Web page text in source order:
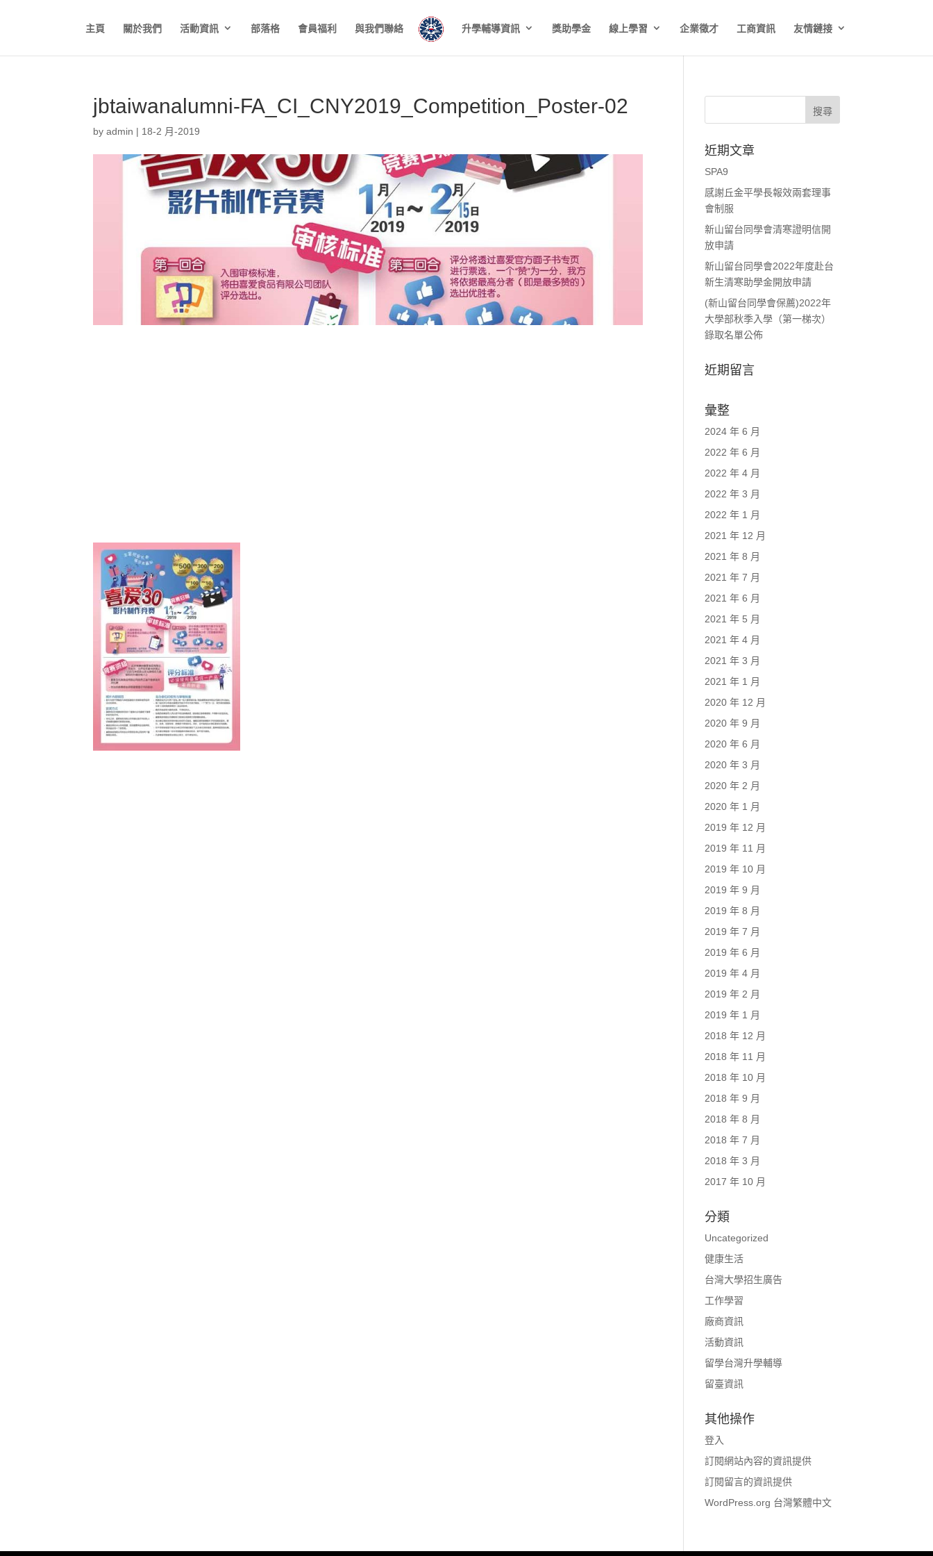
主頁 關於我們 活動資訊 部落格 會員福利 與我們聯絡 升學輔導資訊 獎助學金 線上學習 企業徵才 工商資訊 友情鏈接
jbtaiwanalumni-FA_CI_CNY2019_Competition_Poster-02
byadmin | 18-2 月-2019
近期文章
SPA9
感謝丘金平學長報效兩套理事
會制服
新山留台同學會清寒證明信開
放申請
新山留台同學會2022年度赴台
新生清寒助學金開放申請
(新山留台同學會保薦)2022年
大學部秋季入學（第一梯次）
錄取名單公佈
近期留言
彙整
2024 年 6 月
2022 年 6 月
2022 年 4 月
2022 年 3 月
2022 年 1 月
2021 年 12 月
2021 年 8 月
2021 年 7 月
2021 年 6 月
2021 年 5 月
2021 年 4 月
2021 年 3 月
2021 年 1 月
2020 年 12 月
2020 年 9 月
2020 年 6 月
2020 年 3 月
2020 年 2 月
2020 年 1 月
2019 年 12 月
2019 年 11 月
2019 年 10 月
2019 年 9 月
2019 年 8 月
2019 年 7 月
2019 年 6 月
2019 年 4 月
2019 年 2 月
2019 年 1 月
2018 年 12 月
2018 年 11 月
2018 年 10 月
2018 年 9 月
2018 年 8 月
2018 年 7 月
2018 年 3 月
2017 年 10 月
分類
Uncategorized
健康生活
台灣大學招生廣告
工作學習
廠商資訊
活動資訊
留學台灣升學輔導
留臺資訊
其他操作
登入
訂閱網站內容的資訊提供
訂閱留言的資訊提供
WordPress.org 台灣繁體中文